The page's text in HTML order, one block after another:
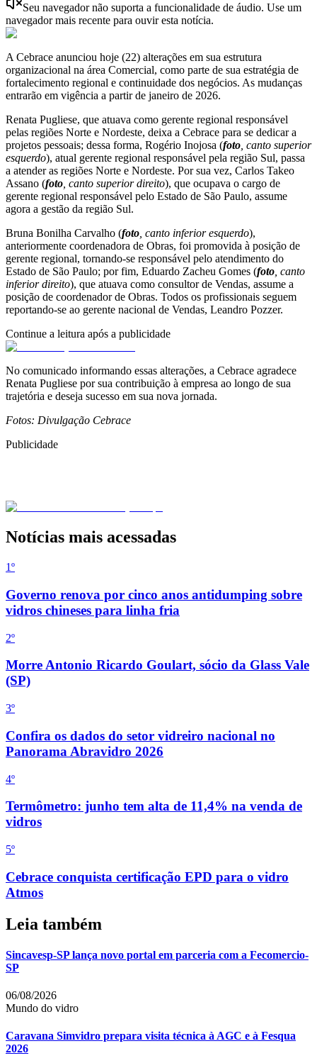
Seu navegador não suporta a funcionalidade de áudio. Use um
navegador mais recente para ouvir esta notícia.
A Cebrace anunciou hoje (22) alterações em sua estrutura
organizacional na área Comercial, como parte de sua estratégia de
fortalecimento regional e continuidade dos negócios. As mudanças
entrarão em vigência a partir de janeiro de 2026.
Renata Pugliese, que atuava como gerente regional responsável
pelas regiões Norte e Nordeste, deixa a Cebrace para se dedicar a
projetos pessoais; dessa forma, Rogério Inojosa (foto , canto superior
esquerdo), atual gerente regional responsável pela região Sul, passa
a atender as regiões Norte e Nordeste. Por sua vez, Carlos Takeo
Assano (foto , canto superior direito), que ocupava o cargo de
gerente regional responsável pelo Estado de São Paulo, assume
agora a gestão da região Sul.
Bruna Bonilha Carvalho (foto , canto inferior esquerdo),
anteriormente coordenadora de Obras, foi promovida à posição de
gerente regional, tornando-se responsável pelo atendimento do
Estado de São Paulo; por fim, Eduardo Zacheu Gomes (foto , canto
inferior direito), que atuava como consultor de Vendas, assume a
posição de coordenador de Obras. Todos os profissionais seguem
reportando-se ao gerente nacional de Vendas, Leandro Pozzer.
Continue a leitura após a publicidade
No comunicado informando essas alterações, a Cebrace agradece
Renata Pugliese por sua contribuição à empresa ao longo de sua
trajetória e deseja sucesso em sua nova jornada.
Fotos: Divulgação Cebrace
Publicidade
Notícias mais acessadas
1º
Governo renova por cinco anos antidumping sobre
vidros chineses para linha fria
2º
Morre Antonio Ricardo Goulart, sócio da Glass Vale
(SP)
3º
Confira os dados do setor vidreiro nacional no
Panorama Abravidro 2026
4º
Termômetro: junho tem alta de 11,4% na venda de
vidros
5º
Cebrace conquista certificação EPD para o vidro
Atmos
Leia também
Sincavesp-SP lança novo portal em parceria com a Fecomercio-
SP
06/08/2026
Mundo do vidro
Caravana Simvidro prepara visita técnica à AGC e à Fesqua
2026